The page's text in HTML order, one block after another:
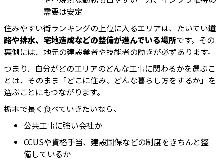
需要は安定
住みやすい街ランキングの上位に入るエリアは、たいてい道
路や排水、宅地造成などの整備が進んでいる場所です。その
裏側には、地元の建設業者や技能者の働きが必ずあります。
つまり、自分がどのエリアのどんな工事に関わるかを選ぶこ
とは、そのまま「どこに住み、どんな暮らし方をするか」を
選ぶことにもつながります。
栃木で長く食べていきたいなら、
公共工事に強い会社か
CCUSや資格手当、建設国保などの制度をきちんと整
備しているか